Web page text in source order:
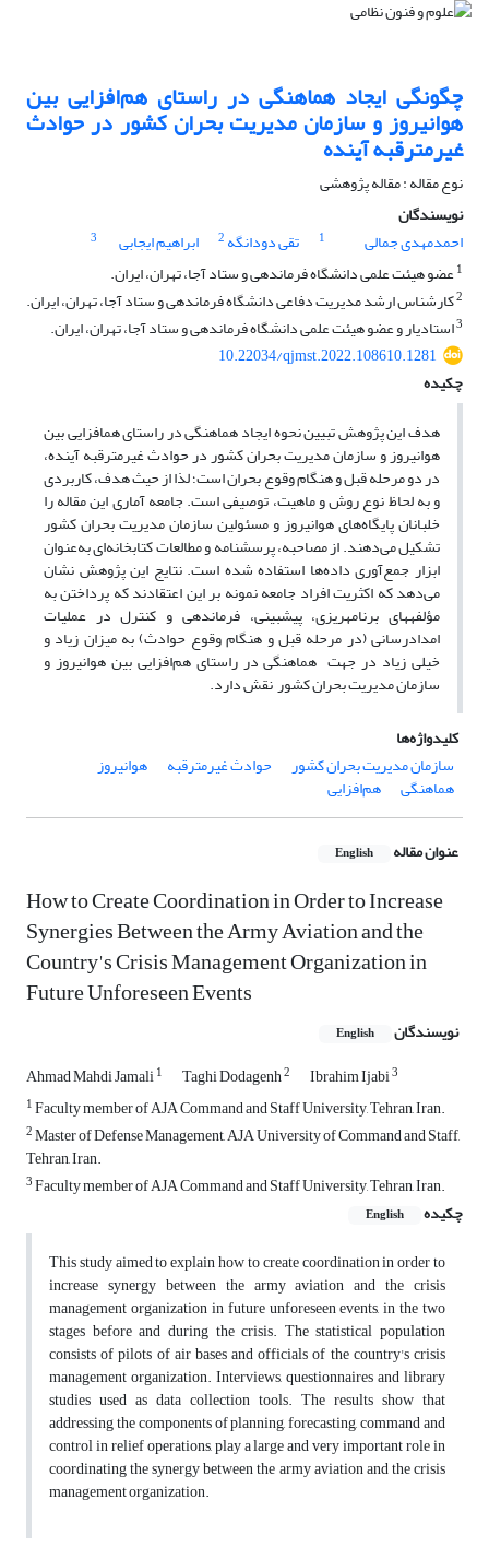
چگونگی ایجاد هماهنگی در راستای هم‌افزایی بین
هوانیروز و سازمان مدیریت بحران کشور در حوادث
غیرمترقبه آینده
نوع مقاله : مقاله پژوهشی
نویسندگان
احمدمهدی جمالی
1 تقی دودانگه 2 ابراهیم ایجابی
3
1عضو هیئت علمی دانشگاه فرماندهی و ستاد آجا، تهران، ایران.
2کارشناس ارشد مدیریت دفاعی دانشگاه فرماندهی و ستاد آجا، تهران، ایران.
3استادیار و عضو هیئت علمی دانشگاه فرماندهی و ستاد آجا، تهران، ایران.
10.22034/qjmst.2022.108610.1281
چکیده
هدف این پژوهش تبیین نحوه ایجاد هماهنگی در راستای هم­افزایی بین
هوانیروز و سازمان مدیریت بحران کشور در حوادث غیرمترقبه آینده،
در دو مرحله قبل و هنگام وقوع بحران است؛ لذا از حیث هدف، کاربردی
و به لحاظ نوع روش و ماهیت، توصیفی است. جامعه آماری این مقاله را
خلبانان پایگاه‌های هوانیروز و مسئولین سازمان مدیریت بحران کشور
تشکیل می‌دهند. از مصاحبه، پرسشنامه و مطالعات کتابخانه‌ای به‌عنوان
ابزار جمع‌آوری داده‌ها استفاده شده است. نتایج این پژوهش نشان
می‌دهد که اکثریت افراد جامعه نمونه بر این اعتقادند که پرداختن به
مؤلفه­های برنامه­ریزی، پیش­بینی، فرماندهی و کنترل در عملیات
امدادرسانی (در مرحله قبل و هنگام وقوع حوادث) به میزان زیاد و
خیلی زیاد در جهت هماهنگی در راستای هم‌افزایی بین هوانیروز و
سازمان مدیریت بحران کشور نقش دارد.
کلیدواژه‌ها
سازمان مدیریت بحران کشور
حوادث غیرمترقبه هوانیروز
هماهنگی هم‌افزایی
عنوان مقاله English
How to Create Coordination in Order to Increase
Synergies Between the Army Aviation and the
Country's Crisis Management Organization in
Future Unforeseen Events
نویسندگان English
Ahmad Mahdi Jamali1 Taghi Dodagenh2 Ibrahim Ijabi3
1Faculty member of AJA Command and Staff University, Tehran, Iran.
2Master of Defense Management, AJA University of Command and Staff,
Tehran, Iran.
3Faculty member of AJA Command and Staff University, Tehran, Iran.
چکیده
English
This study aimed to explain how to create coordination in order to
increase synergy between the army aviation and the crisis
management organization in future unforeseen events, in the two
stages before and during the crisis. The statistical population
consists of pilots of air bases and officials of the country's crisis
management organization. Interviews, questionnaires and library
studies used as data collection tools. The results show that
addressing the components of planning, forecasting, command and
control in relief operations, play a large and very important role in
coordinating the synergy between the army aviation and the crisis
management organization.